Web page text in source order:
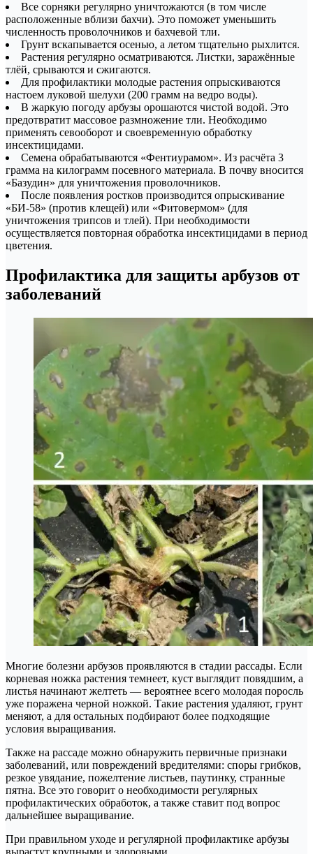
Все сорняки регулярно уничтожаются (в том числе
расположенные вблизи бахчи). Это поможет уменьшить
численность проволочников и бахчевой тли.
Грунт вскапывается осенью, а летом тщательно рыхлится.
Растения регулярно осматриваются. Листки, заражённые
тлёй, срываются и сжигаются.
Для профилактики молодые растения опрыскиваются
настоем луковой шелухи (200 грамм на ведро воды).
В жаркую погоду арбузы орошаются чистой водой. Это
предотвратит массовое размножение тли. Необходимо
применять севооборот и своевременную обработку
инсектицидами.
Семена обрабатываются «Фентиурамом». Из расчёта 3
грамма на килограмм посевного материала. В почву вносится
«Базудин» для уничтожения проволочников.
После появления ростков производится опрыскивание
«БИ-58» (против клещей) или «Фитовермом» (для
уничтожения трипсов и тлей). При необходимости
осуществляется повторная обработка инсектицидами в период
цветения.
Профилактика для защиты арбузов от
заболеваний
Многие болезни арбузов проявляются в стадии рассады. Если
корневая ножка растения темнеет, куст выглядит повядшим, а
листья начинают желтеть — вероятнее всего молодая поросль
уже поражена черной ножкой. Такие растения удаляют, грунт
меняют, а для остальных подбирают более подходящие
условия выращивания.
Также на рассаде можно обнаружить первичные признаки
заболеваний, или повреждений вредителями: споры грибков,
резкое увядание, пожелтение листьев, паутинку, странные
пятна. Все это говорит о необходимости регулярных
профилактических обработок, а также ставит под вопрос
дальнейшее выращивание.
При правильном уходе и регулярной профилактике арбузы